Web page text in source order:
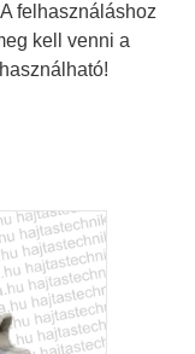
felhasználáshoz
kell venni a